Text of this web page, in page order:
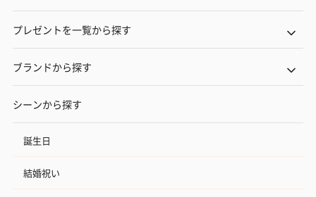
プレゼントを一覧から探す
ブランドから探す
シーンから探す
誕生日
結婚祝い